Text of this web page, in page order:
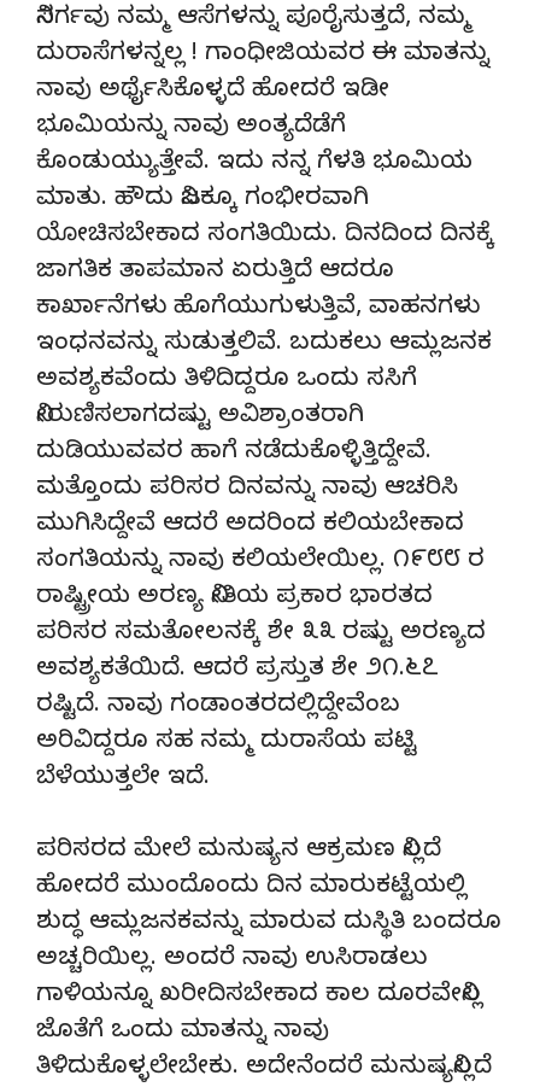
ನಿಸರ್ಗವು ನಮ್ಮ ಆಸೆಗಳನ್ನು ಪೂರೈಸುತ್ತದೆ, ನಮ್ಮ
ದುರಾಸೆಗಳನ್ನಲ್ಲ ! ಗಾಂಧೀಜಿಯವರ ಈ ಮಾತನ್ನು
ನಾವು ಅರ್ಥೈಸಿಕೊಳ್ಳದೆ ಹೋದರೆ ಇಡೀ
ಭೂಮಿಯನ್ನು ನಾವು ಅಂತ್ಯದೆಡೆಗೆ
ಕೊಂಡುಯ್ಯುತ್ತೇವೆ. ಇದು ನನ್ನ ಗೆಳತಿ ಭೂಮಿಯ
ಮಾತು. ಹೌದು ನಿಜಕ್ಕೂ ಗಂಭೀರವಾಗಿ
ಯೋಚಿಸಬೇಕಾದ ಸಂಗತಿಯಿದು. ದಿನದಿಂದ ದಿನಕ್ಕೆ
ಜಾಗತಿಕ ತಾಪಮಾನ ಏರುತ್ತಿದೆ ಆದರೂ
ಕಾರ್ಖಾನೆಗಳು ಹೊಗೆಯುಗುಳುತ್ತಿವೆ, ವಾಹನಗಳು
ಇಂಧನವನ್ನು ಸುಡುತ್ತಲಿವೆ. ಬದುಕಲು ಆಮ್ಲಜನಕ
ಅವಶ್ಯಕವೆಂದು ತಿಳಿದಿದ್ದರೂ ಒಂದು ಸಸಿಗೆ
ನೀರುಣಿಸಲಾಗದಷ್ಟು ಅವಿಶ್ರಾಂತರಾಗಿ
ದುಡಿಯುವವರ ಹಾಗೆ ನಡೆದುಕೊಳ್ಳಿತ್ತಿದ್ದೇವೆ.
ಮತ್ತೊಂದು ಪರಿಸರ ದಿನವನ್ನು ನಾವು ಆಚರಿಸಿ
ಮುಗಿಸಿದ್ದೇವೆ ಆದರೆ ಅದರಿಂದ ಕಲಿಯಬೇಕಾದ
ಸಂಗತಿಯನ್ನು ನಾವು ಕಲಿಯಲೇಯಿಲ್ಲ. ೧೯೮೮ ರ
ರಾಷ್ಟ್ರೀಯ ಅರಣ್ಯ ನೀತಿಯ ಪ್ರಕಾರ ಭಾರತದ
ಪರಿಸರ ಸಮತೋಲನಕ್ಕೆ ಶೇ ೩೩ ರಷ್ಟು ಅರಣ್ಯದ
ಅವಶ್ಯಕತೆಯಿದೆ. ಆದರೆ ಪ್ರಸ್ತುತ ಶೇ ೨೧.೬೭
ರಷ್ಟಿದೆ. ನಾವು ಗಂಡಾಂತರದಲ್ಲಿದ್ದೇವೆಂಬ
ಅರಿವಿದ್ದರೂ ಸಹ ನಮ್ಮ ದುರಾಸೆಯ ಪಟ್ಟಿ
ಬೆಳೆಯುತ್ತಲೇ ಇದೆ.
ಪರಿಸರದ ಮೇಲೆ ಮನುಷ್ಯನ ಆಕ್ರಮಣ ನಿಲ್ಲದೆ
ಹೋದರೆ ಮುಂದೊಂದು ದಿನ ಮಾರುಕಟ್ಟೆಯಲ್ಲಿ
ಶುದ್ಧ ಆಮ್ಲಜನಕವನ್ನು ಮಾರುವ ದುಸ್ಥಿತಿ ಬಂದರೂ
ಅಚ್ಚರಿಯಿಲ್ಲ. ಅಂದರೆ ನಾವು ಉಸಿರಾಡಲು
ಗಾಳಿಯನ್ನೂ ಖರೀದಿಸಬೇಕಾದ ಕಾಲ ದೂರವೇನಿಲ್ಲ
ಜೊತೆಗೆ ಒಂದು ಮಾತನ್ನು ನಾವು
ತಿಳಿದುಕೊಳ್ಳಲೇಬೇಕು. ಅದೇನೆಂದರೆ ಮನುಷ್ಯನಿಲ್ಲದೆ